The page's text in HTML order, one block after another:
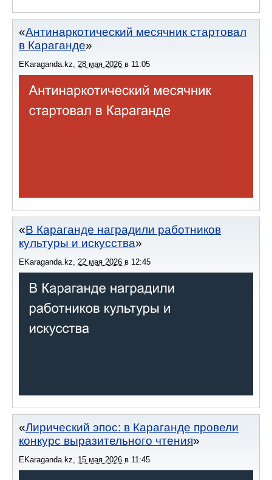
Антинаркотический месячник стартовал
в Караганде
EKaraganda.kz 28 мая 2026 в 11:05
В Караганде наградили работников
культуры и искусства
EKaraganda.kz 22 мая 2026 в 12:45
Лирический эпос: в Караганде провели
конкурс выразительного чтения
EKaraganda.kz 15 мая 2026 в 11:45